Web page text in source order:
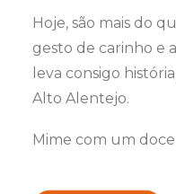
Hoje, são mais do
gesto de carinho e
leva consigo
Alto Alentejo.
Mime com um